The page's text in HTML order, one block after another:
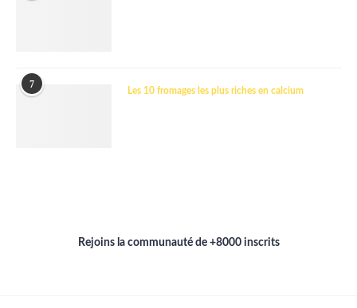
7
Les 10 fromages les plus riches en calcium
Rejoins la communauté de +8000 inscrits